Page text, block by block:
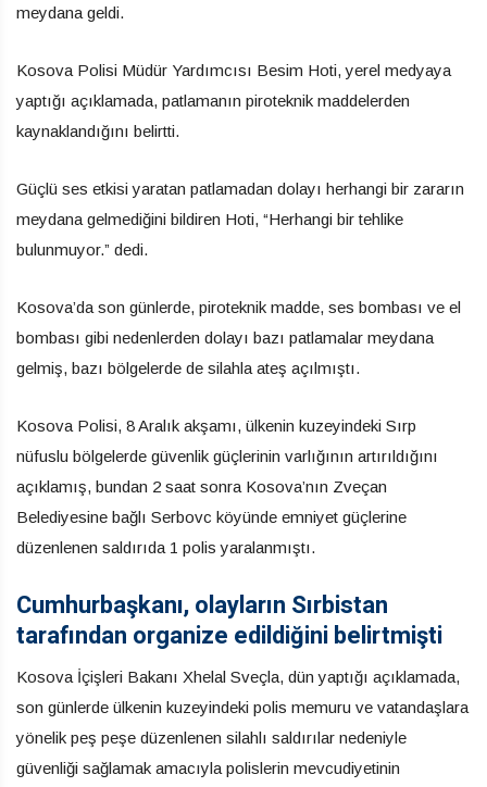
meydana geldi.
Kosova Polisi Müdür Yardımcısı Besim Hoti, yerel medyaya
yaptığı açıklamada, patlamanın piroteknik maddelerden
kaynaklandığını belirtti.
Güçlü ses etkisi yaratan patlamadan dolayı herhangi bir zararın
meydana gelmediğini bildiren Hoti, “Herhangi bir tehlike
bulunmuyor.” dedi.
Kosova’da son günlerde, piroteknik madde, ses bombası ve el
bombası gibi nedenlerden dolayı bazı patlamalar meydana
gelmiş, bazı bölgelerde de silahla ateş açılmıştı.
Kosova Polisi, 8 Aralık akşamı, ülkenin kuzeyindeki Sırp
nüfuslu bölgelerde güvenlik güçlerinin varlığının artırıldığını
açıklamış, bundan 2 saat sonra Kosova’nın Zveçan
Belediyesine bağlı Serbovc köyünde emniyet güçlerine
düzenlenen saldırıda 1 polis yaralanmıştı.
Cumhurbaşkanı, olayların Sırbistan
tarafından organize edildiğini belirtmişti
Kosova İçişleri Bakanı Xhelal Sveçla, dün yaptığı açıklamada,
son günlerde ülkenin kuzeyindeki polis memuru ve vatandaşlara
yönelik peş peşe düzenlenen silahlı saldırılar nedeniyle
güvenliği sağlamak amacıyla polislerin mevcudiyetinin